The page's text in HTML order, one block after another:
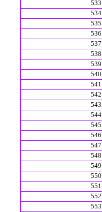
533
534
535
536
537
538
539
540
541
542
543
544
545
546
547
548
549
550
551
552
553